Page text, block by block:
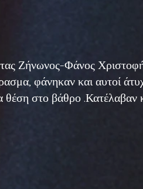
Ζήνωνος-Φάνος
φάνηκαν και αυτοί
θέση στο βάθρο .Κατέλαβαν